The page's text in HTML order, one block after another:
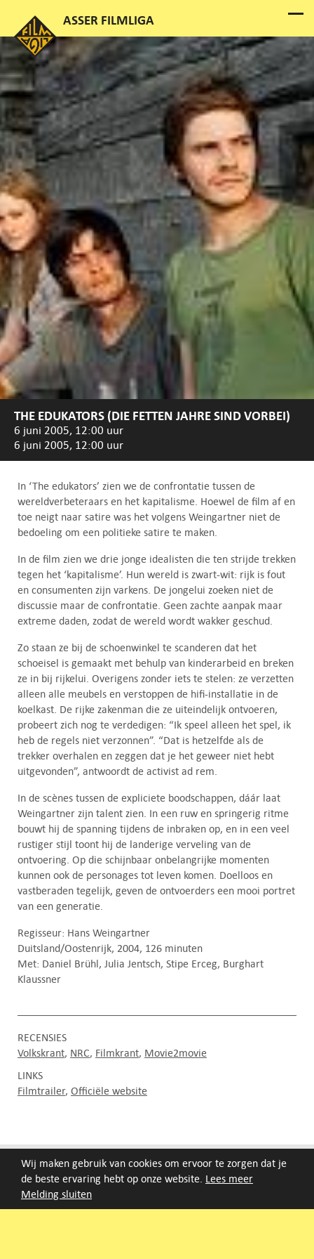
Melding sluiten
Wij maken gebruik van cookies om ervoor te zorgen dat je
de beste ervaring hebt op onze website. Lees meer
THE EDUKATORS (DIE FETTEN JAHRE SIND VORBEI)
6 juni 2005, 12:00 uur
6 juni 2005, 12:00 uur
In ‘The edukators’ zien we de confrontatie tussen de
wereldverbeteraars en het kapitalisme. Hoewel de film af en
toe neigt naar satire was het volgens Weingartner niet de
bedoeling om een politieke satire te maken.
In de film zien we drie jonge idealisten die ten strijde trekken
tegen het ‘kapitalisme’. Hun wereld is zwart-wit: rijk is fout
en consumenten zijn varkens. De jongelui zoeken niet de
discussie maar de confrontatie. Geen zachte aanpak maar
extreme daden, zodat de wereld wordt wakker geschud.
Zo staan ze bij de schoenwinkel te scanderen dat het
schoeisel is gemaakt met behulp van kinderarbeid en breken
ze in bij rijkelui. Overigens zonder iets te stelen: ze verzetten
alleen alle meubels en verstoppen de hifi-installatie in de
koelkast. De rijke zakenman die ze uiteindelijk ontvoeren,
probeert zich nog te verdedigen: “Ik speel alleen het spel, ik
heb de regels niet verzonnen”. “Dat is hetzelfde als de
trekker overhalen en zeggen dat je het geweer niet hebt
uitgevonden”, antwoordt de activist ad rem.
In de scènes tussen de expliciete boodschappen, dáár laat
Weingartner zijn talent zien. In een ruw en springerig ritme
bouwt hij de spanning tijdens de inbraken op, en in een veel
rustiger stijl toont hij de landerige verveling van de
ontvoering. Op die schijnbaar onbelangrijke momenten
kunnen ook de personages tot leven komen. Doelloos en
vastberaden tegelijk, geven de ontvoerders een mooi portret
van een generatie.
Regisseur: Hans Weingartner
Duitsland/Oostenrijk, 2004, 126 minuten
Met: Daniel Brühl, Julia Jentsch, Stipe Erceg, Burghart
Klaussner
RECENSIES
Volkskrant NRC Filmkrant Movie2movie
LINKS
Filmtrailer Officiële website
FILMAGENDA
Nieuwe films volgen rond half augustus :)